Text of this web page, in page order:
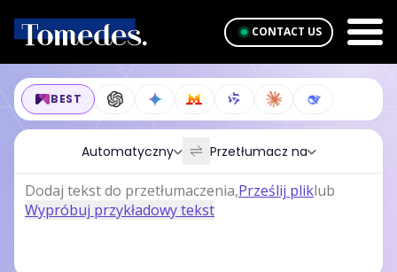
CONTACT US